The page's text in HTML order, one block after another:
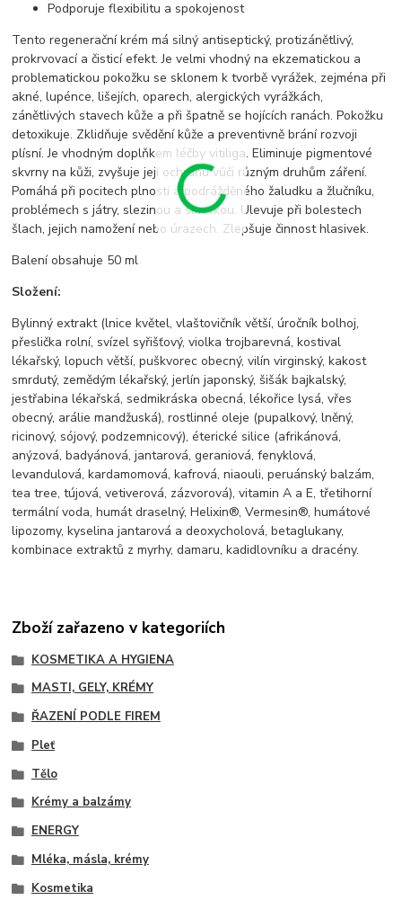
Podporuje flexibilitu a spokojenost
Tento regenerační krém má silný antiseptický, protizánětlivý,
prokrvovací a čisticí efekt. Je velmi vhodný na ekzematickou a
problematickou pokožku se sklonem k tvorbě vyrážek, zejména při
akné, lupénce, lišejích, oparech, alergických vyrážkách,
zánětlivých stavech kůže a při špatně se hojících ranách. Pokožku
detoxikuje. Zklidňuje svědění kůže a preventivně brání rozvoji
plísní. Je vhodným doplňkem léčby vitiliga. Eliminuje pigmentové
skvrny na kůži, zvyšuje její ochranu vůči různým druhům záření.
Pomáhá při pocitech plnosti a podrážděného žaludku a žlučníku,
problémech s játry, slezinou a slinivkou. Ulevuje při bolestech
šlach, jejich namožení nebo úrazech. Zlepšuje činnost hlasivek.
Balení obsahuje 50 ml
Složení:
Bylinný extrakt (lnice květel, vlaštovičník větší, úročník bolhoj,
přeslička rolní, svízel syřišťový, violka trojbarevná, kostival
lékařský, lopuch větší, puškvorec obecný, vilín virginský, kakost
smrdutý, zemědým lékařský, jerlín japonský, šišák bajkalský,
jestřabina lékařská, sedmikráska obecná, lékořice lysá, vřes
obecný, arálie mandžuská), rostlinné oleje (pupalkový, lněný,
ricinový, sójový, podzemnicový), éterické silice (afrikánová,
anýzová, badyánová, jantarová, geraniová, fenyklová,
levandulová, kardamomová, kafrová, niaouli, peruánský balzám,
tea tree, tújová, vetiverová, zázvorová), vitamin A a E, třetihorní
termální voda, humát draselný, Helixin®, Vermesin®, humátové
lipozomy, kyselina jantarová a deoxycholová, betaglukany,
kombinace extraktů z myrhy, damaru, kadidlovníku a dracény.
Zboží zařazeno v kategoriích
KOSMETIKA A HYGIENA
MASTI, GELY, KRÉMY
ŘAZENÍ PODLE FIREM
Pleť
Tělo
Krémy a balzámy
ENERGY
Mléka, másla, krémy
Kosmetika